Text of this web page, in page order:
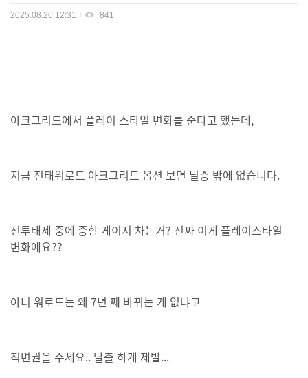
2025.08.20 12:31 841
아크그리드에서 플레이 스타일 변화를 준다고 했는데,
지금 전태워로드 아크그리드 옵션 보면 딜증 밖에 없습니다.
전투태세 중에 증함 게이지 차는거? 진짜 이게 플레이스타일
변화에요??
아니 워로드는 왜 7년 째 바뀌는 게 없냐고
직변권을 주세요.. 탈출 하게 제발...